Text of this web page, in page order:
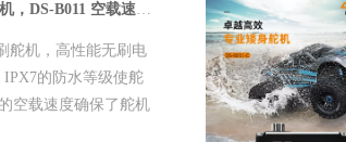
全新升级，堵转扭矩可达17kgf.cm的矮身无刷舵机，DS-B011 空载速度≤0.07Sec/60°
舵机，高性能无刷电
的防水等级使舵
空载速度确保了舵机